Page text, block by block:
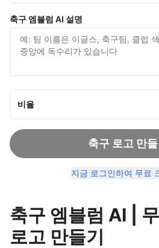
축구 엠블럼 AI 설명
비율
축구 로고 만들
지금 로그인하여 무료
축구 엠블럼 AI |
로고 만들기